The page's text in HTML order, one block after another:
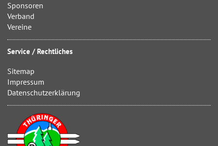
Sponsoren
Verband
Vereine
Service / Rechtliches
Sitemap
Impressum
Datenschutzerklärung